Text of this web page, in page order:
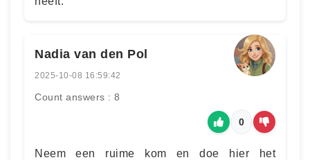
Nadia van den Pol
2025-10-08 16:59:42
Count answers : 8
0
Neem een ruime kom en doe hier het